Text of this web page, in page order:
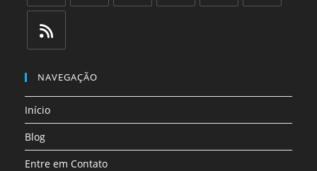
Abre
em
uma
aba
aba
em
uma
nova
aba
NAVEGAÇÃO
Início
Blog
Entre em Contato